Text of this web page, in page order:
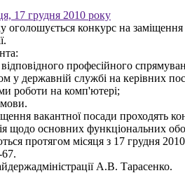
17 грудня 2010 року
оголошується конкурс на заміщення
професійного
у державній службі на керівних
роботи на комп'ютері;
мови.
вакантної посади проходять
щодо основних функціональних
протягом місяця з 17 грудня
А.В. Тарасенко.